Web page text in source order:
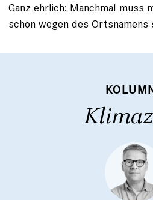
Ganz ehrlich: Manchmal muss
schon wegen des Ortsnamens